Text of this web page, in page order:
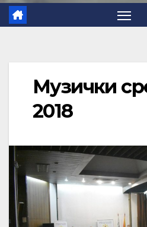
Музички
2018